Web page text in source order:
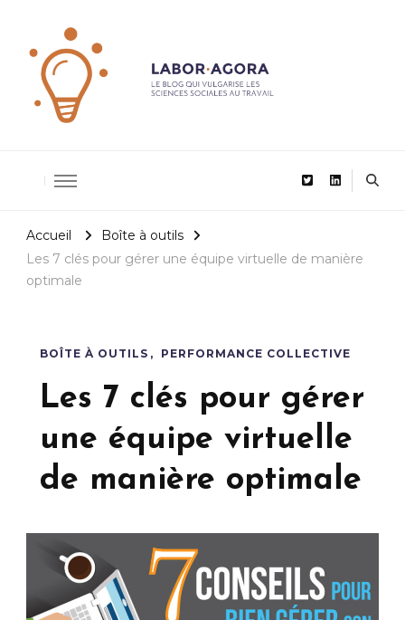
Accueil
Boîte à outils
Les 7 clés pour gérer une équipe virtuelle de manière
optimale
BOÎTE À OUTILS PERFORMANCE COLLECTIVE
Les 7 clés pour gérer
une équipe virtuelle
de manière optimale